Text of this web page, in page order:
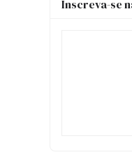
Inscreva-se